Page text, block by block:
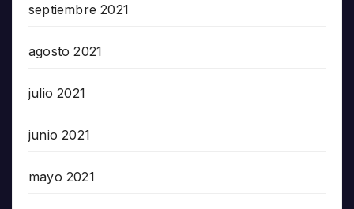
septiembre 2021
agosto 2021
julio 2021
junio 2021
mayo 2021